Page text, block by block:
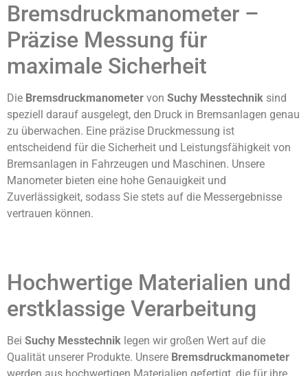
Bremsdruckmanometer –
Präzise Messung für
maximale Sicherheit
Die Bremsdruckmanometer von Suchy Messtechnik sind
speziell darauf ausgelegt, den Druck in Bremsanlagen genau
zu überwachen. Eine präzise Druckmessung ist
entscheidend für die Sicherheit und Leistungsfähigkeit von
Bremsanlagen in Fahrzeugen und Maschinen. Unsere
Manometer bieten eine hohe Genauigkeit und
Zuverlässigkeit, sodass Sie stets auf die Messergebnisse
vertrauen können.
Hochwertige Materialien und
erstklassige Verarbeitung
Bei Suchy Messtechnik legen wir großen Wert auf die
Qualität unserer Produkte. Unsere Bremsdruckmanometer
werden aus hochwertigen Materialien gefertigt, die für ihre